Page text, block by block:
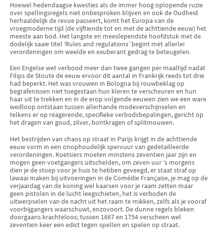
Hoewel hedendaagse kwesties als de immer hoog oplopende ruzie
over spellingsregels niet onbesproken blijven en ook de Oudheid
herhaaldelijk de revue passeert, komt het Europa van de
vroegmoderne tijd (de vijftiende tot en met de achttiende eeuw) het
meeste aan bod. Het langste en meeslependste hoofdstuk met de
dodelijk saaie titel ‘Rules and regulations’ begint met allerlei
verordeningen om weelde en exuberant gedrag te beteugelen.
Een Engelse wet verbood meer dan twee gangen per maaltijd nadat
Filips de Stoute de eeuw ervoor dit aantal in Frankrijk reeds tot drie
had beperkt. Het was vrouwen in Bologna bij rouwbeklag op
begrafenissen niet toegestaan hun kleren te verscheuren en hun
haar uit te trekken en in de erop volgende eeuwen zien we een ware
wedloop ontstaan tussen allerhande modeverschijnselen en
telkens er op reagerende, specifieke verbodsbepalingen, gericht op
het dragen van goud, zilver, bontkragen of splitmouwen.
Het bestrijden van chaos op straat in Parijs krijgt in de achttiende
eeuw vorm in een onophoudelijk spervuur van gedetailleerde
verordeningen. Koetsiers moeten minstens zeventien jaar zijn en
mogen geen voetgangers uitschelden, om zeven uur ’s morgens
dien je de stoep voor je huis te hebben geveegd, er staat straf op
lawaai maken bij uitvoeringen in de Comédie Française, je mag op de
verjaardag van de koning wel kaarsen voor je raam zetten maar
geen pistolen in de lucht leegschieten, het is verboden de
uitwerpselen van de nacht uit het raam te mikken, zelfs als je vooraf
voorbijgangers waarschuwt, enzovoort. De dunne regels bleken
doorgaans krachteloos; tussen 1667 en 1754 verscheen wel
zeventien keer een edict tegen spellen en spelen op straat.